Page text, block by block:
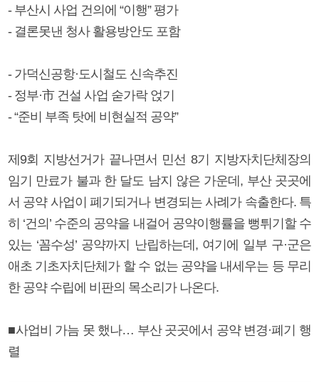
- 부산시 사업 건의에 “이행” 평가
- 결론못낸 청사 활용방안도 포함
- 가덕신공항·도시철도 신속추진
- 정부·市 건설 사업 숟가락 얹기
- “준비 부족 탓에 비현실적 공약”
제9회 지방선거가 끝나면서 민선 8기 지방자치단체장의
임기 만료가 불과 한 달도 남지 않은 가운데, 부산 곳곳에
서 공약 사업이 폐기되거나 변경되는 사례가 속출한다. 특
히 ‘건의’ 수준의 공약을 내걸어 공약이행률을 뻥튀기할 수
있는 ‘꼼수성’ 공약까지 난립하는데, 여기에 일부 구·군은
애초 기초자치단체가 할 수 없는 공약을 내세우는 등 무리
한 공약 수립에 비판의 목소리가 나온다.
■사업비 가늠 못 했나… 부산 곳곳에서 공약 변경·폐기 행
렬